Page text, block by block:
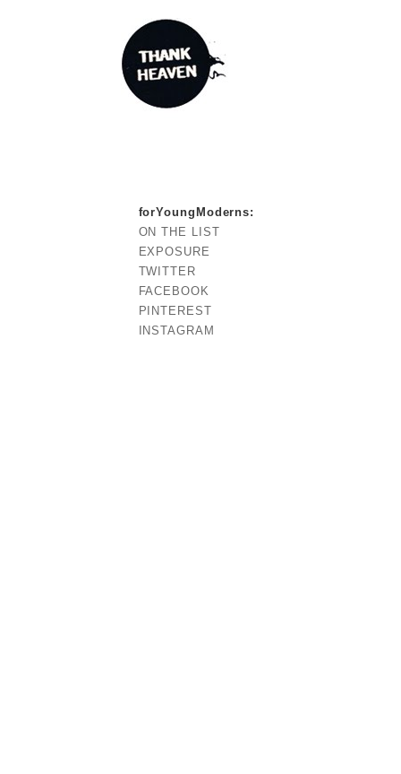
forYoungModerns:
ON THE LIST
EXPOSURE
TWITTER
FACEBOOK
PINTEREST
INSTAGRAM